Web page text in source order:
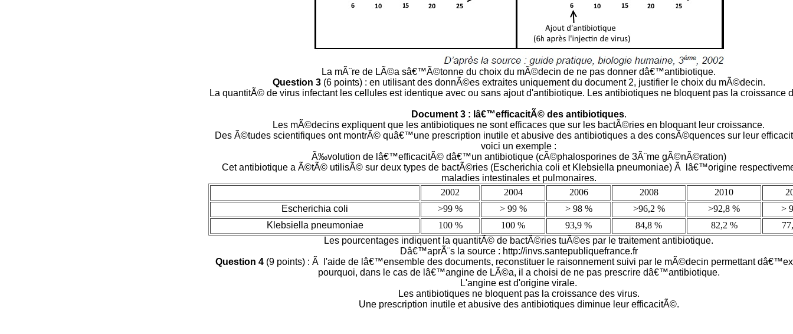
La mÃ¨re de LÃ©a sâ€™Ã©tonne du choix du mÃ©decin de ne pas donner dâ€™antibiotique.
Question 3(6 points) : en utilisant des donnÃ©es extraites uniquement du document 2, justifier le choix du mÃ©decin.
La quantitÃ© de virus infectant les cellules est identique avec ou sans ajout d'antibiotique. Les antibiotiques ne bloquent pas la croissance
Document 3 : lâ€™efficacitÃ© des antibiotiques.
Les mÃ©decins expliquent que les antibiotiques ne sont efficaces que sur les bactÃ©ries en bloquant leur croissance.
Des Ã©tudes scientifiques ont montrÃ© quâ€™une prescription inutile et abusive des antibiotiques a des consÃ©quences sur leur
voici un exemple :
Ã‰volution de lâ€™efficacitÃ© dâ€™un antibiotique (cÃ©phalosporines de 3Ã¨me gÃ©nÃ©ration)
Cet antibiotique a Ã©tÃ© utilisÃ© sur deux types de bactÃ©ries (Escherichia coli et Klebsiella pneumoniae) Ã lâ€™origine
maladies intestinales et pulmonaires.
2002
2004 2006 2008 2010
Escherichia coli
>99 % > 99 % > 98 % >96,2 % >92,8 %
>
Klebsiella pneumoniae
100 % 100 % 93,9 % 84,8 % 82,2 %
Les pourcentages indiquent la quantitÃ© de bactÃ©ries tuÃ©es par le traitement antibiotique.
Dâ€™aprÃ¨s la source : http://invs.santepubliquefrance.fr
Question 4 (9 points) : Ã l'aide de lâ€™ensemble des documents, reconstituer le raisonnement suivi par le mÃ©decin permettant
pourquoi, dans le cas de lâ€™angine de LÃ©a, il a choisi de ne pas prescrire dâ€™antibiotique.
L'angine est d'origine virale.
Les antibiotiques ne bloquent pas la croissance des virus.
Une prescription inutile et abusive des antibiotiques diminue leur efficacitÃ©.